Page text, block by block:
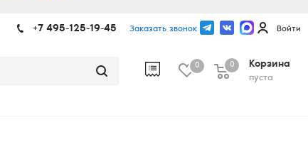
+7 495-125-19-45 Заказать звонок Войти
0
Корзина
пуста
0